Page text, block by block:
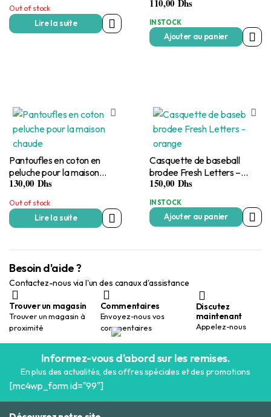
Out of stock
Lire la suite
clignotantes – jaune
110,00 Dhs
IN STOCK
Ajouter au panier
Pantoufles en coton en
peluche pour la maison
chaude
130,00 Dhs
Out of stock
Lire la suite
Casquette de baseball
brodee Fresh Letters –
orange
150,00 Dhs
IN STOCK
Ajouter au panier
Besoin d'aide ?
Contactez-nous via l'un des canaux d'assistance
Trouver un magasin
Trouver un magasin à
proximité
Commentaires
Envoyez-nous vos
commentaires
Discutez
maintenant
Appelez-nous
Informez-vous d'abord sur les remises.
En plus des actualités, des offres spéciales et des promotions
[mc4wp_form id="99"]